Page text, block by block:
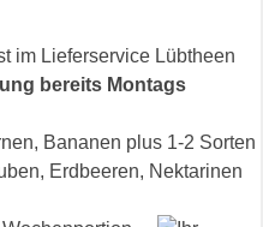
im Lieferservice Lübtheen
bereits Montags
Bananen plus 1-2 Sorten
Erdbeeren, Nektarinen